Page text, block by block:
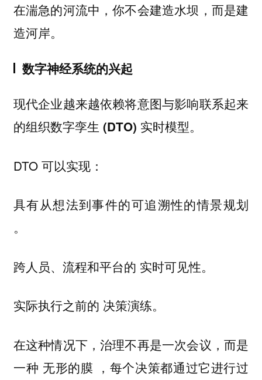
在湍急的河流中，你不会建造水坝，而是建
造河岸。
数字神经系统的兴起
现代企业越来越依赖将意图与影响联系起来
的组织数字孪生 (DTO) 实时模型。
DTO 可以实现：
具有从想法到事件的可追溯性的情景规划
。
跨人员、流程和平台的 实时可见性。
实际执行之前的 决策演练。
在这种情况下，治理不再是一次会议，而是
一种 无形的膜 ，每个决策都通过它进行过